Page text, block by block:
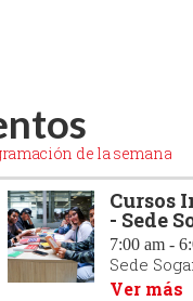
de la semana
Cursos
- Sede
7:00 am -
Sede
Ver más